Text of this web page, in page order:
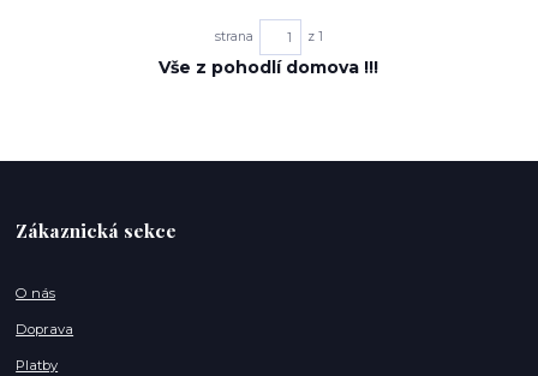
strana z 1
Vše z pohodlí domova !!!
Zákaznická sekce
O nás
Doprava
Platby